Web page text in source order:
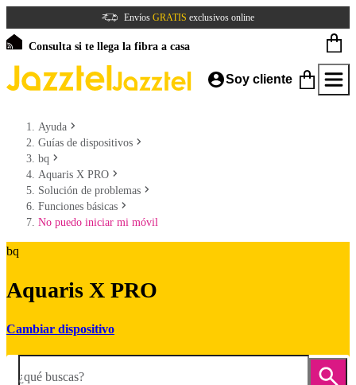
Envíos GRATIS exclusivos online
Consulta si te llega la fibra a casa
Soy cliente
Ayuda
Guías de dispositivos
bq
Aquaris X PRO
Solución de problemas
Funciones básicas
No puedo iniciar mi móvil
bq
Aquaris X PRO
Cambiar dispositivo
¿qué buscas?